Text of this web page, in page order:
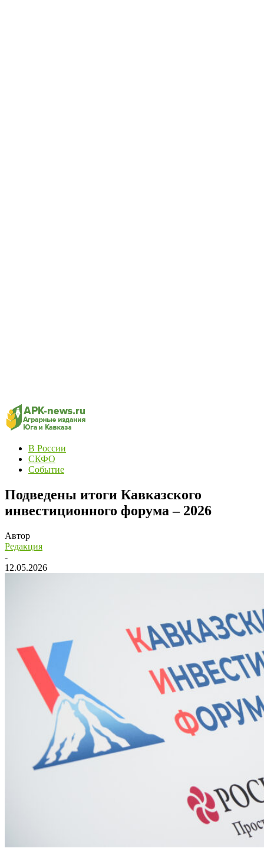
В России
СКФО
Событие
Подведены итоги Кавказского
инвестиционного форума – 2026
Автор
Редакция
-
12.05.2026